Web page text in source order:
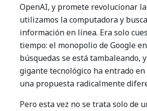
OpenAI, y promete revolucionar
utilizamos la computadora y
información en línea. Era solo
tiempo: el monopolio de Google
búsquedas se está tambaleando,
gigante tecnológico ha entrado
una propuesta radicalmente
Pero esta vez no se trata solo de